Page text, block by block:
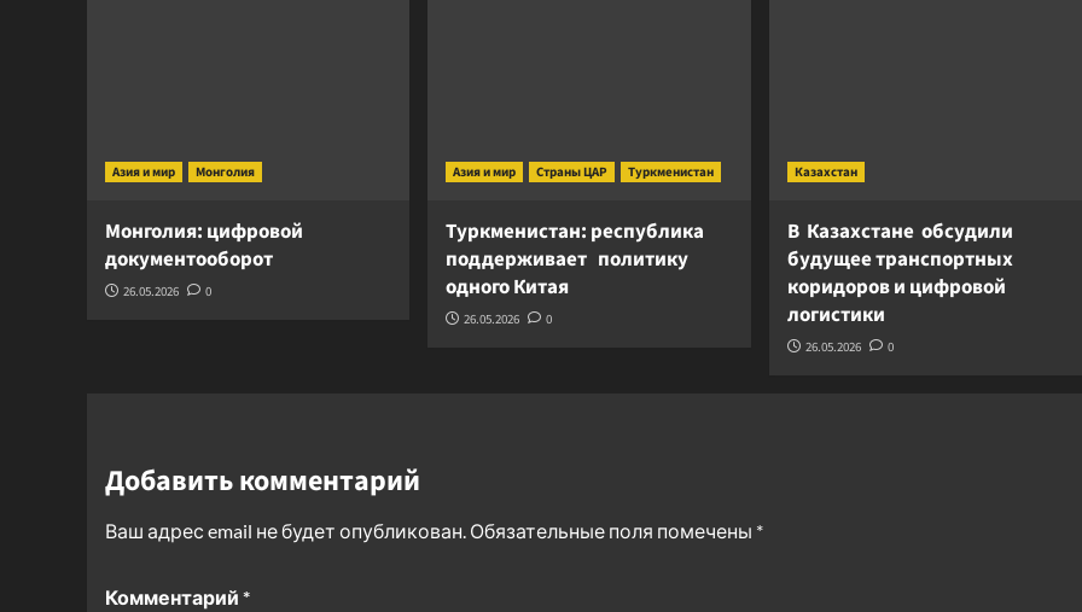
Азия и мир Монголия
Монголия: цифровой
документооборот
26.05.2026 0
Азия и мир Страны ЦАР Туркменистан
Туркменистан: республика
поддерживает политику
одного Китая
26.05.2026 0
Казахстан
В Казахстане обсудили
будущее транспортных
коридоров и цифровой
логистики
26.05.2026 0
Добавить комментарий
Ваш адрес email не будет опубликован. Обязательные поля помечены *
Комментарий *